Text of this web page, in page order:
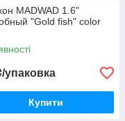
MADWAD 1.6"
"Gold fish" color
упаковка
Купити